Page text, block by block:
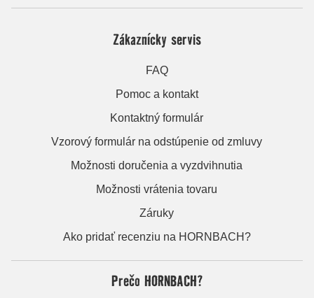
Zákaznícky servis
FAQ
Pomoc a kontakt
Kontaktný formulár
Vzorový formulár na odstúpenie od zmluvy
Možnosti doručenia a vyzdvihnutia
Možnosti vrátenia tovaru
Záruky
Ako pridať recenziu na HORNBACH?
Prečo HORNBACH?